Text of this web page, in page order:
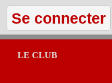
Se connecter
LE CLUB